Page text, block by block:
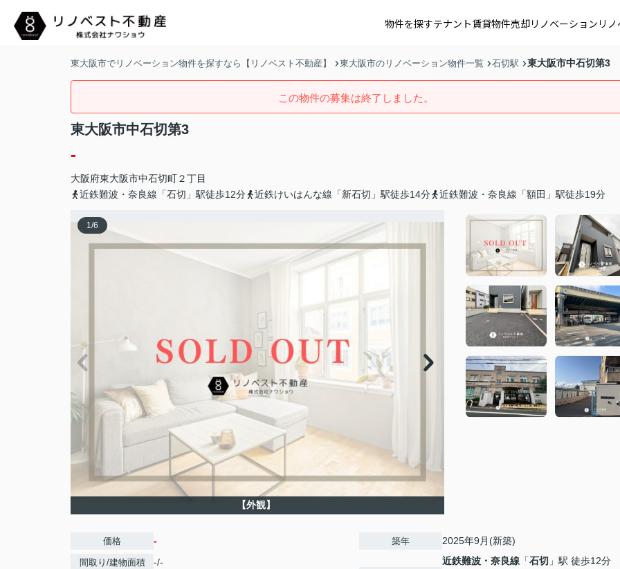
物件を探すテナント賃貸物件売却リノベーション リ
東大阪市でリノベーション物件を探すなら【リノベスト不動産】 東大阪市のリノベーション物件一覧 石切駅 東大阪市中石切第3
この物件の募集は終了しました。
東大阪市中石切第3
-
大阪府東大阪市中石切町２丁目
近鉄難波・奈良線「石切」駅徒歩12分
近鉄けいはんな線「新石切」駅徒歩14分 近鉄難波・奈良線「額田」駅徒歩19分
1/6
【外観】
価格 -
間取り/建物面積 -/-
築年 2025年9月(新築)
近鉄難波・奈良線 「石切 」駅 徒歩12分